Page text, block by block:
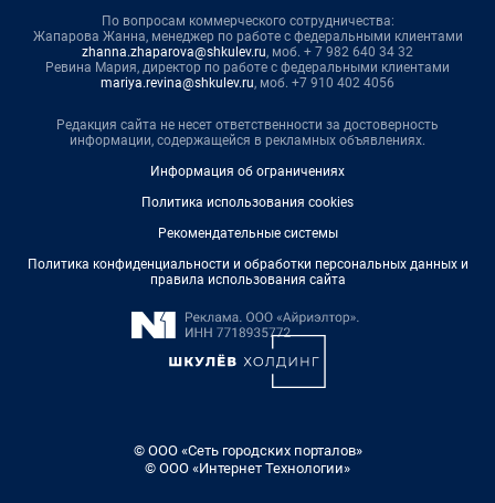
По вопросам коммерческого сотрудничества:
Жапарова Жанна, менеджер по работе с федеральными клиентами
zhanna.zhaparova@shkulev.ru, моб. + 7 982 640 34 32
Ревина Мария, директор по работе с федеральными клиентами
mariya.revina@shkulev.ru, моб. +7 910 402 4056
Редакция сайта не несет ответственности за достоверность
информации, содержащейся в рекламных объявлениях.
Информация об ограничениях
Политика использования cookies
Рекомендательные системы
Политика конфиденциальности и обработки персональных данных и
правила использования сайта
© ООО «Сеть городских порталов»
© ООО «Интернет Технологии»